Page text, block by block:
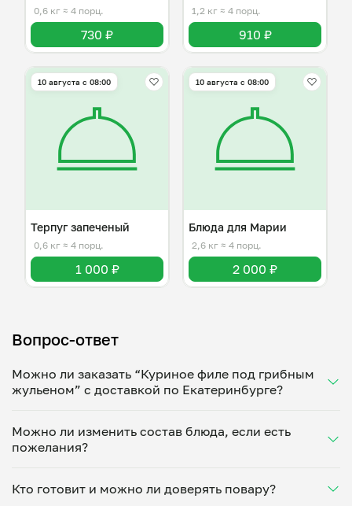
0,6 кг ≈ 4 порц.
730 ₽
картофелем
1,2 кг ≈ 4 порц.
910 ₽
10 августа с 08:00
Терпуг запеченый
0,6 кг ≈ 4 порц.
1 000 ₽
10 августа с 08:00
Блюда для Марии
2,6 кг ≈ 4 порц.
2 000 ₽
Вопрос-ответ
Можно ли заказать “Куриное филе под грибным
жульеном” с доставкой по Екатеринбурге?
Укажите удобное время — и получите свежее
домашнее блюдо в большой порции прямо с плиты.
минут. Статус заказа отслеживайте в личном
кабинете, а с поваром можно связаться напрямую в
Можно ли изменить состав блюда, если есть
пожелания?
ваши предпочтения: уберет специи, снизит
Кто готовит и можно ли доверять повару?